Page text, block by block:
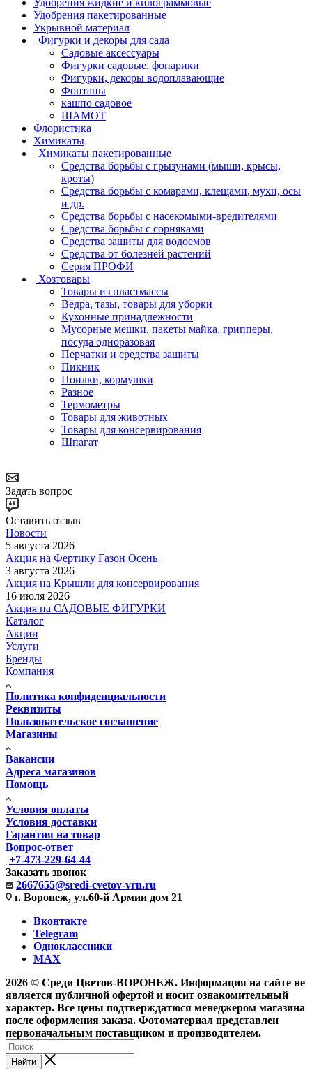
Удобрения пакетированные
Укрывной материал
Фигурки и декоры для сада
Садовые аксессуары
Фигурки садовые, фонарики
Фигурки, декоры водоплавающие
Фонтаны
кашпо садовое
ШАМОТ
Флористика
Химикаты
Химикаты пакетированные
Средства борьбы с грызунами (мыши, крысы,
кроты)
Средства борьбы с комарами, клещами, мухи, осы
и др.
Средства борьбы с насекомыми-вредителями
Средства борьбы с сорняками
Средства защиты для водоемов
Средства от болезней растений
Серия ПРОФИ
Хозтовары
Товары из пластмассы
Ведра, тазы, товары для уборки
Кухонные принадлежности
Мусорные мешки, пакеты майка, грипперы,
посуда одноразовая
Перчатки и средства защиты
Пикник
Поилки, кормушки
Разное
Термометры
Товары для животных
Товары для консервирования
Шпагат
Задать вопрос
Оставить отзыв
Новости
5 августа 2026
Акция на Фертику Газон Осень
3 августа 2026
Акция на Крышли для консервирования
16 июля 2026
Акция на САДОВЫЕ ФИГУРКИ
Каталог
Акции
Услуги
Бренды
Компания
Политика конфиденциальности
Реквизиты
Пользовательское соглашение
Магазины
Вакансии
Адреса магазинов
Помощь
Условия оплаты
Условия доставки
Гарантия на товар
Вопрос-ответ
+7-473-229-64-44
Заказать звонок
2667655@sredi-cvetov-vrn.ru
г. Воронеж, ул.60-й Армии дом 21
Вконтакте
Telegram
Одноклассники
MAX
2026 © Среди Цветов-ВОРОНЕЖ. Информация на сайте не
является публичной офертой и носит ознакомительный
характер. Все цены подтверждатюся менеджером магазина
после оформления заказа. Фотоматериал представлен
первоначальным поставщиком и производителем.
Найти